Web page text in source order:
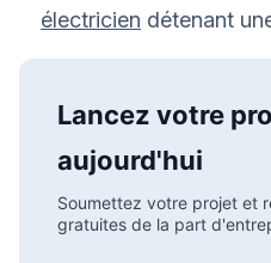
électricien détenant
Lancez votre
aujourd'hui
Soumettez votre projet et
gratuites de la part